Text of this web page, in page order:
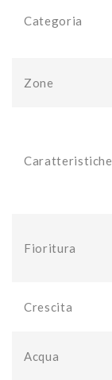
Categoria
Zone
Caratteristiche
Fioritura
Crescita
Acqua